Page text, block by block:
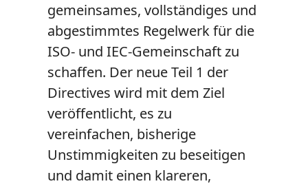
gemeinsames, vollständiges und
abgestimmtes Regelwerk für die
ISO- und IEC-Gemeinschaft zu
schaffen. Der neue Teil 1 der
Directives wird mit dem Ziel
veröffentlicht, es zu
vereinfachen, bisherige
Unstimmigkeiten zu beseitigen
und damit einen klareren,